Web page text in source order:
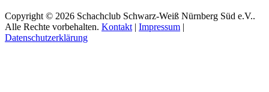
Copyright © 2026 Schachclub Schwarz-Weiß Nürnberg Süd e.V..
Alle Rechte vorbehalten. Kontakt | Impressum |
Datenschutzerklärung